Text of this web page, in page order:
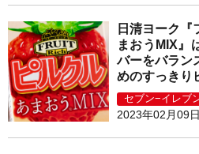
日清ヨーク『
まおうMIX』
バーをバラン
めのすっきり
セブン−イレブ
2023年02月09日